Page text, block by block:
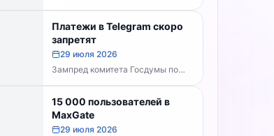
групп и чатов. Каналы работают в
прежнем режиме — владельцам
каналов делать...
Платежи в Telegram скоро
запретят
29 июля 2026
Зампред комитета Госдумы по
информполитике Андрей Свинцов
рекомендовал россиянам
временно воздержаться от оплат
внутри Telegram...
15 000 пользователей в
MaxGate
29 июля 2026